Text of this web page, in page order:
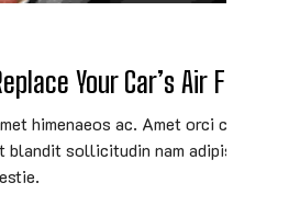
Your Car’s Air Filters
himenaeos ac. Amet orci curabitur
sollicitudin nam adipiscing